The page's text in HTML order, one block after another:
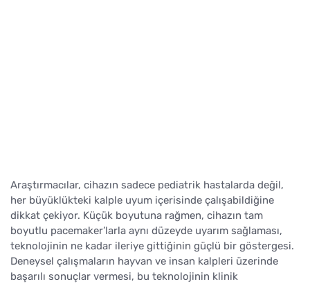
Araştırmacılar, cihazın sadece pediatrik hastalarda değil,
her büyüklükteki kalple uyum içerisinde çalışabildiğine
dikkat çekiyor. Küçük boyutuna rağmen, cihazın tam
boyutlu pacemaker’larla aynı düzeyde uyarım sağlaması,
teknolojinin ne kadar ileriye gittiğinin güçlü bir göstergesi.
Deneysel çalışmaların hayvan ve insan kalpleri üzerinde
başarılı sonuçlar vermesi, bu teknolojinin klinik